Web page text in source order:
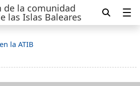
de la comunidad
las Islas Baleares
la ATIB